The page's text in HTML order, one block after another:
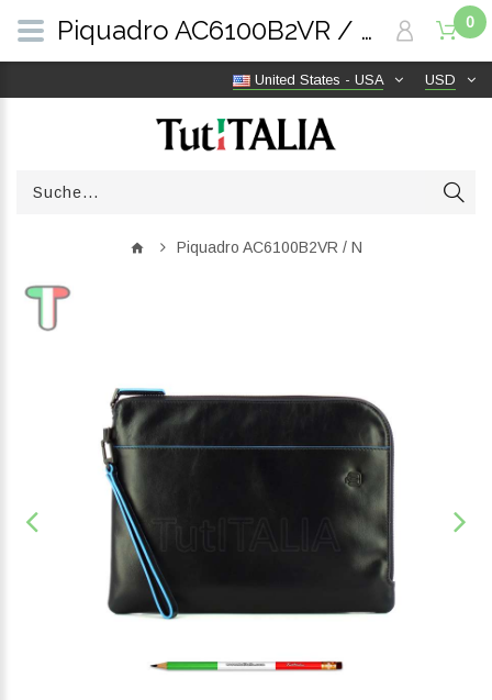
USD
United States - USA
0
Piquadro AC6100B2VR / N
Piquadro AC6100B2VR / N | TutITALIA